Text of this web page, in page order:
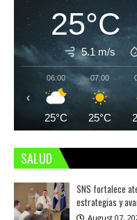
25°C
5.1 m/s
06:00
25°C
07:00
25°C
‹
SALUD
SNS fortalece
estrategias y
August 07,